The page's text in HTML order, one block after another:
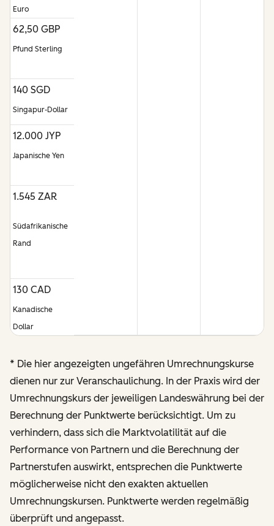
Euro
62,50 GBP
Pfund Sterling
140 SGD
Singapur-Dollar
12.000 JYP
Japanische Yen
1.545 ZAR
Südafrikanische
Rand
130 CAD
Kanadische
Dollar
* Die hier angezeigten ungefähren Umrechnungskurse
dienen nur zur Veranschaulichung. In der Praxis wird der
Umrechnungskurs der jeweiligen Landeswährung bei der
Berechnung der Punktwerte berücksichtigt. Um zu
verhindern, dass sich die Marktvolatilität auf die
Performance von Partnern und die Berechnung der
Partnerstufen auswirkt, entsprechen die Punktwerte
möglicherweise nicht den exakten aktuellen
Umrechnungskursen. Punktwerte werden regelmäßig
überprüft und angepasst.